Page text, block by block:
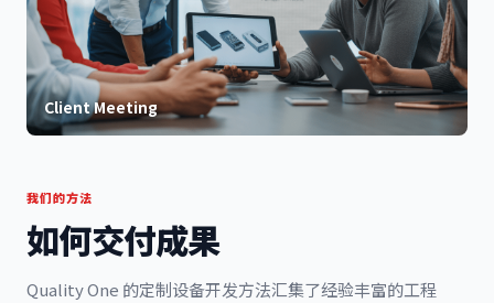
我们的方法
如何交付成果
Quality One 的定制设备开发方法汇集了经验丰富的工程
Client Meeting